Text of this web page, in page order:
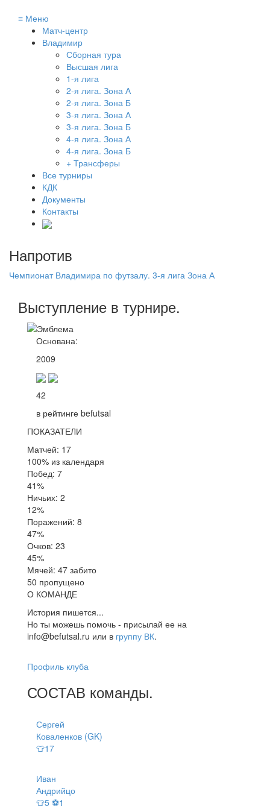
≡ Меню
Матч-центр
Владимир
Сборная тура
Высшая лига
1-я лига
2-я лига. Зона А
2-я лига. Зона Б
3-я лига. Зона А
3-я лига. Зона Б
4-я лига. Зона А
4-я лига. Зона Б
+ Трансферы
Все турниры
КДК
Документы
Контакты
Напротив
Чемпионат Владимира по футзалу. 3-я лига Зона А
Выступление в турнире.
Основана:
2009
42
в рейтинге befutsal
ПОКАЗАТЕЛИ
Матчей: 17
100% из календаря
Побед: 7
41%
Ничьих: 2
12%
Поражений: 8
47%
Очков: 23
45%
Мячей: 47 забито
50 пропущено
О КОМАНДЕ
История пишется...
Но ты можешь помочь - присылай ее на
info@befutsal.ru или в группу ВК.
Профиль клуба
СОСТАВ команды.
Сергей
Коваленков (GK)
👕17
Иван
Андрийцо
👕5 ⚽1